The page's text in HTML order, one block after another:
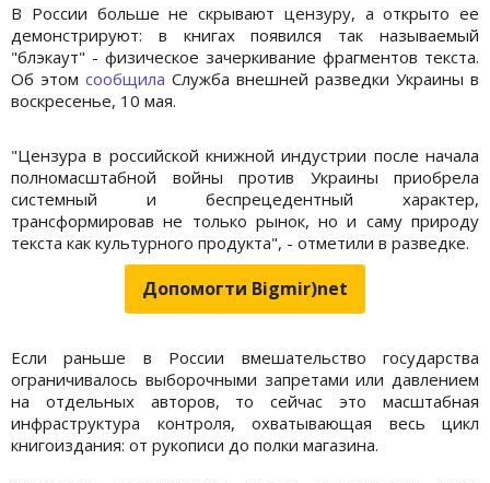
В России больше не скрывают цензуру, а открыто ее
демонстрируют: в книгах появился так называемый
"блэкаут" - физическое зачеркивание фрагментов текста.
Об этом сообщила Служба внешней разведки Украины в
воскресенье, 10 мая.
"Цензура в российской книжной индустрии после начала
полномасштабной войны против Украины приобрела
системный и беспрецедентный характер,
трансформировав не только рынок, но и саму природу
текста как культурного продукта", - отметили в разведке.
Допомогти Bigmir)net
Если раньше в России вмешательство государства
ограничивалось выборочными запретами или давлением
на отдельных авторов, то сейчас это масштабная
инфраструктура контроля, охватывающая весь цикл
книгоиздания: от рукописи до полки магазина.